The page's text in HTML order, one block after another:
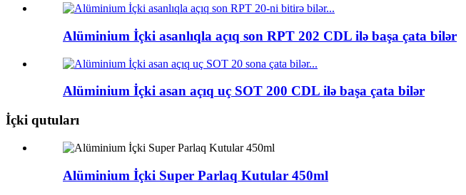
Alüminium İçki asanlıqla açıq son RPT 202 CDL ilə başa çata bilər
Alüminium İçki asan açıq uç SOT 200 CDL ilə başa çata bilər
İçki qutuları
Alüminium İçki Super Parlaq Kutular 450ml